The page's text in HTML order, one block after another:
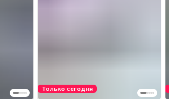
Только сегодня